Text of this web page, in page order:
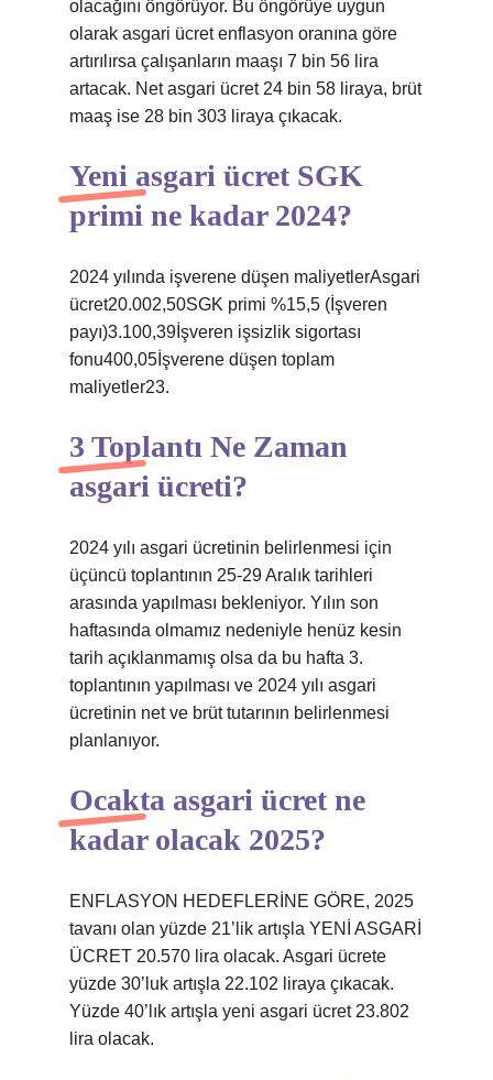
olacağını öngörüyor. Bu öngörüye uygun
olarak asgari ücret enflasyon oranına göre
artırılırsa çalışanların maaşı 7 bin 56 lira
artacak. Net asgari ücret 24 bin 58 liraya, brüt
maaş ise 28 bin 303 liraya çıkacak.
Yeni asgari ücret SGK
primi ne kadar 2024?
2024 yılında işverene düşen maliyetlerAsgari
ücret20.002,50SGK primi %15,5 (İşveren
payı)3.100,39İşveren işsizlik sigortası
fonu400,05İşverene düşen toplam
maliyetler23.
3 Toplantı Ne Zaman
asgari ücreti?
2024 yılı asgari ücretinin belirlenmesi için
üçüncü toplantının 25-29 Aralık tarihleri ​​
arasında yapılması bekleniyor. Yılın son
haftasında olmamız nedeniyle henüz kesin
tarih açıklanmamış olsa da bu hafta 3.
toplantının yapılması ve 2024 yılı asgari
ücretinin net ve brüt tutarının belirlenmesi
planlanıyor.
Ocakta asgari ücret ne
kadar olacak 2025?
ENFLASYON HEDEFLERİNE GÖRE, 2025
tavanı olan yüzde 21’lik artışla YENİ ASGARİ
ÜCRET 20.570 lira olacak. Asgari ücrete
yüzde 30’luk artışla 22.102 liraya çıkacak.
Yüzde 40’lık artışla yeni asgari ücret 23.802
lira olacak.